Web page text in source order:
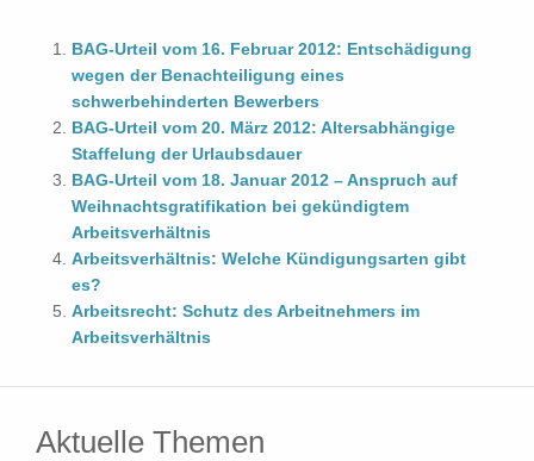
BAG-Urteil vom 16. Februar 2012: Entschädigung
wegen der Benachteiligung eines
schwerbehinderten Bewerbers
BAG-Urteil vom 20. März 2012: Altersabhängige
Staffelung der Urlaubsdauer
BAG-Urteil vom 18. Januar 2012 – Anspruch auf
Weihnachtsgratifikation bei gekündigtem
Arbeitsverhältnis
Arbeitsverhältnis: Welche Kündigungsarten gibt
es?
Arbeitsrecht: Schutz des Arbeitnehmers im
Arbeitsverhältnis
Aktuelle Themen